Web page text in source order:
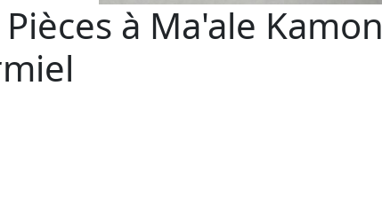
à Ma'ale Kamon